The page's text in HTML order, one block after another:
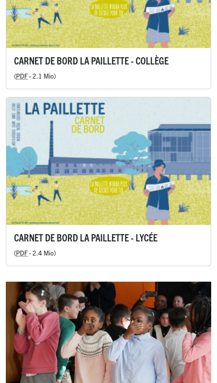
CARNET DE BORD LA PAILLETTE - COLLÈGE
(PDF-2.1 Mio)
CARNET DE BORD LA PAILLETTE - LYCÉE
(PDF-2.4 Mio)